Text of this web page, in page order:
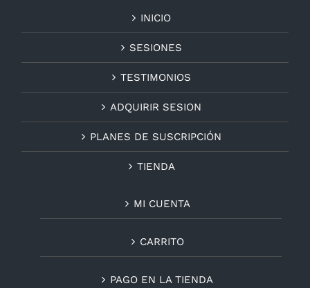
INICIO
SESIONES
TESTIMONIOS
ADQUIRIR SESION
PLANES DE SUSCRIPCIÓN
TIENDA
MI CUENTA
CARRITO
PAGO EN LA TIENDA